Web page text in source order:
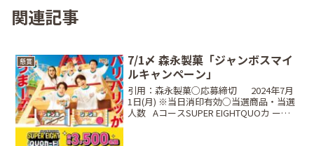
関連記事
懸賞
7/1〆 森永製菓「ジャンボスマイ
ルキャンペーン」
引用：森永製菓○応募締切⠀⠀2024年7月
1日(月) ※当日消印有効○当選商品・当選
人数⠀AコースSUPER EIGHTQUOカ ード